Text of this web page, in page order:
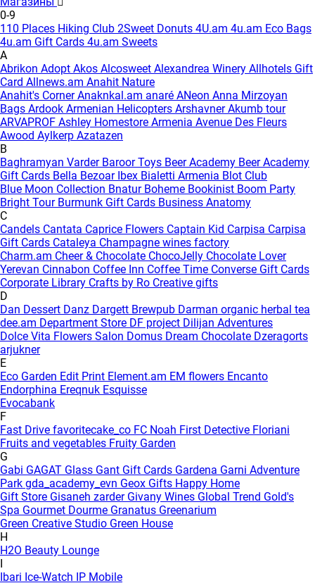
0-9
110 Places Hiking Club 2Sweet Donuts 4U.am 4u.am Eco Bags
4u.am Gift Cards 4u.am Sweets
A
Abrikon Adopt Akos Alcosweet Alexandrea Winery Allhotels Gift
Card Allnews.am Anahit Nature
Anahit's CornerAnaknkal.am anaré ANeon Anna Mirzoyan
Bags Ardook Armenian Helicopters Arshavner Akumb tour
ARVAPROF Ashley Homestore Armenia Avenue Des Fleurs
Awood Aylkerp Azatazen
B
Baghramyan Varder Baroor Toys Beer Academy Beer Academy
Gift Cards Bella Bezoar Ibex Bialetti Armenia Blot Club
Blue Moon Collection Bnatur Boheme Bookinist Boom Party
Bright Tour Burmunk Gift Cards Business Anatomy
C
Candels Cantata Caprice Flowers Captain Kid Carpisa Carpisa
Gift Cards Cataleya Champagne wines factory
Charm.am Cheer & Chocolate ChocoJelly Chocolate Lover
Yerevan Cinnabon Coffee Inn Coffee Time Converse Gift Cards
Corporate Library Crafts by Ro Creative gifts
D
Dan Dessert Danz Dargett Brewpub Darman organic herbal tea
dee.am Department Store DF project Dilijan Adventures
Dolce Vita Flowers Salon Domus Dream Chocolate Dzeragorts
arjukner
E
Eco Garden Edit Print Element.am EM flowers Encanto
Endorphina Ereqnuk Esquisse
Evocabank
F
Fast Drive favoritecake_co FC Noah First Detective Floriani
Fruits and vegetables Fruity Garden
G
Gabi GAGAT Glass Gant Gift Cards Gardena Garni Adventure
Park gda_academy_evn Geox Gifts Happy Home
Gift Store Gisaneh zarder Givany Wines Global Trend Gold's
Spa Gourmet Dourme Granatus Greenarium
Green Creative Studio Green House
H
H2O Beauty Lounge
I
Ibari Ice-Watch IP Mobile